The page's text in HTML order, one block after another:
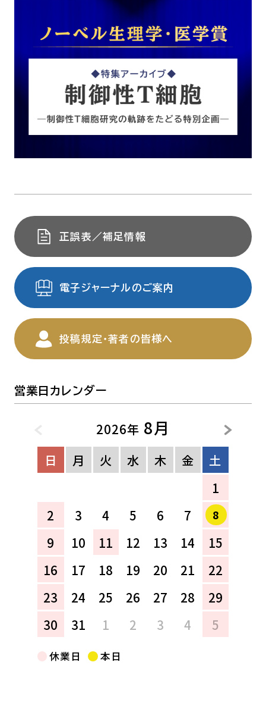
正誤表／補足情報
電子ジャーナルのご案内
投稿規定・著者の皆様へ
営業日カレンダー
2026年 8月
日 月 火 水 木 金
土
1
2
3 4 5 6 7 8
9 10 11 12 13 14
15
16
17 18 19 20 21
22
23
24 25 26 27 28
29
30
31 1 2 3 4 5
休業日 本日